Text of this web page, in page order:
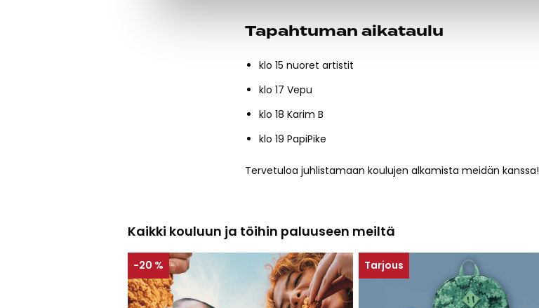
Tapahtuman aikataulu
klo 15 nuoret artistit
klo 17 Vepu
klo 18 Karim B
klo 19 PapiPike
Tervetuloa juhlistamaan koulujen alkamista meidän kanssa!
Kaikki kouluun ja töihin paluuseen meiltä
-20 % Tarjous